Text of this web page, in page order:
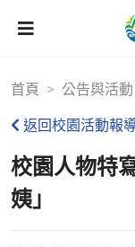
首頁 公告與活動
返回校園活動報
校園人物特
姨」